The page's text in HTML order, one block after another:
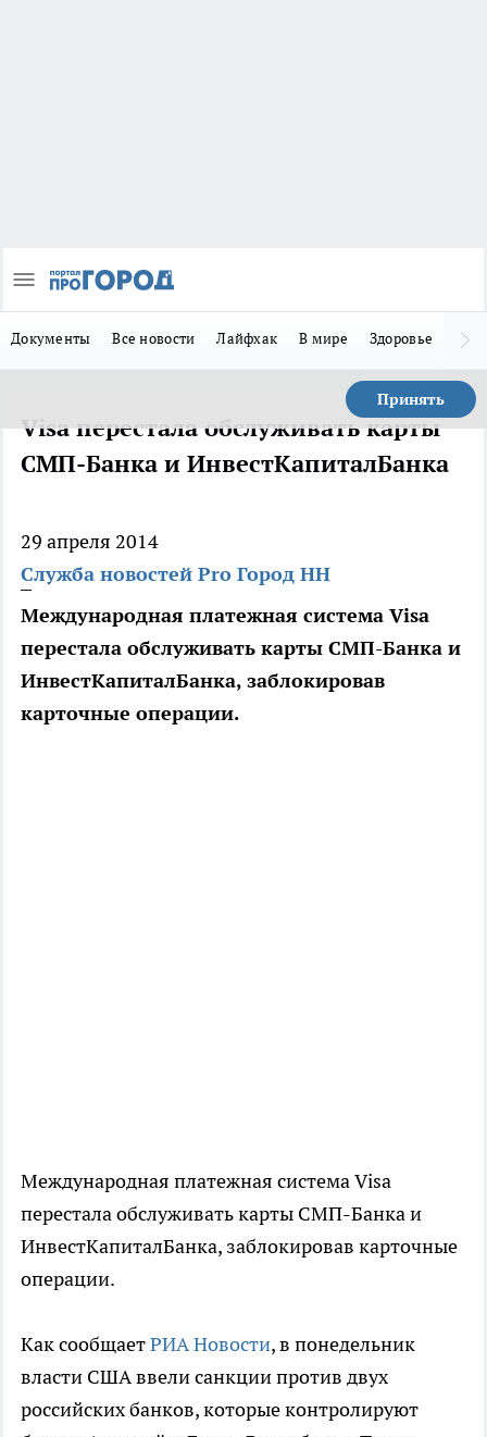
Документы Все новости Лайфхак В мире Здоровье
Принять
Visa перестала обслуживать карты
СМП-Банка и ИнвестКапиталБанка
29 апреля 2014
Служба новостей Pro Город НН
Международная платежная система Visa
перестала обслуживать карты СМП-Банка и
ИнвестКапиталБанка, заблокировав
карточные операции.
Международная платежная система Visa
перестала обслуживать карты СМП-Банка и
ИнвестКапиталБанка, заблокировав карточные
операции.
Как сообщаетРИА Новости, в понедельник
власти США ввели санкции против двух
российских банков, которые контролируют